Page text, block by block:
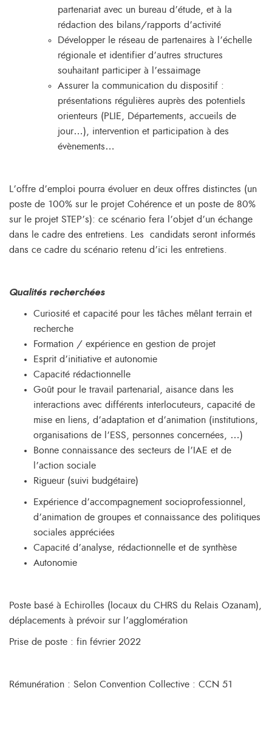
partenariat avec un bureau d’étude, et à la
rédaction des bilans/rapports d’activité
Développer le réseau de partenaires à l’échelle
régionale et identifier d’autres structures
souhaitant participer à l’essaimage
Assurer la communication du dispositif :
présentations régulières auprès des potentiels
orienteurs (PLIE, Départements, accueils de
jour…), intervention et participation à des
évènements…
L’offre d’emploi pourra évoluer en deux offres distinctes (un
poste de 100% sur le projet Cohérence et un poste de 80%
sur le projet STEP’s): ce scénario fera l’objet d’un échange
dans le cadre des entretiens. Les candidats seront informés
dans ce cadre du scénario retenu d’ici les entretiens.
Qualités recherchées
Curiosité et capacité pour les tâches mêlant terrain et
recherche
Formation / expérience en gestion de projet
Esprit d’initiative et autonomie
Capacité rédactionnelle
Goût pour le travail partenarial, aisance dans les
interactions avec différents interlocuteurs, capacité de
mise en liens, d’adaptation et d’animation (institutions,
organisations de l’ESS, personnes concernées, …)
Bonne connaissance des secteurs de l’IAE et de
l’action sociale
Rigueur (suivi budgétaire)
Expérience d’accompagnement socioprofessionnel,
d’animation de groupes et connaissance des politiques
sociales appréciées
Capacité d’analyse, rédactionnelle et de synthèse
Autonomie
Poste basé à Echirolles (locaux du CHRS du Relais Ozanam),
déplacements à prévoir sur l’agglomération
Prise de poste : fin février 2022
Rémunération : Selon Convention Collective : CCN 51